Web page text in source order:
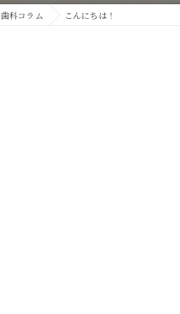
歯科コラム こんにちは！